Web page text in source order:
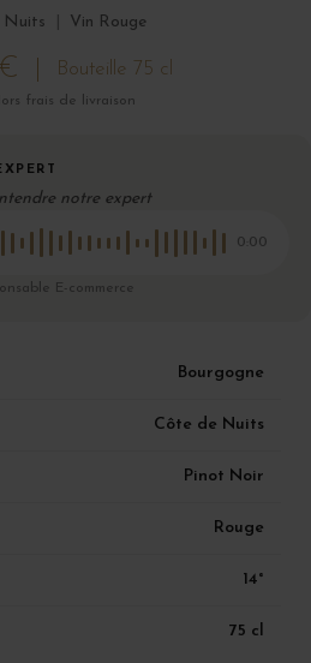
Nuits
Vin Rouge
€ Bouteille 75 cl
frais de livraison
notre expert
0:00
E-commerce
Bourgogne
Côte de Nuits
Pinot Noir
Rouge
14°
75 cl